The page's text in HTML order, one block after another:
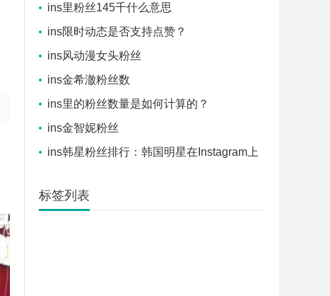
ins里粉丝145千什么意思
ins限时动态是否支持点赞？
ins风动漫女头粉丝
ins金希澈粉丝数
ins里的粉丝数量是如何计算的？
ins金智妮粉丝
ins韩星粉丝排行：韩国明星在Instagram上
标签列表